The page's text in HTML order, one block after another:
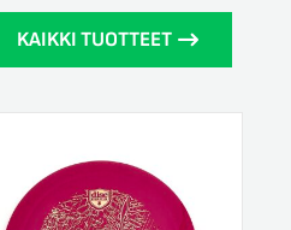
KAIKKI TUOTTEET